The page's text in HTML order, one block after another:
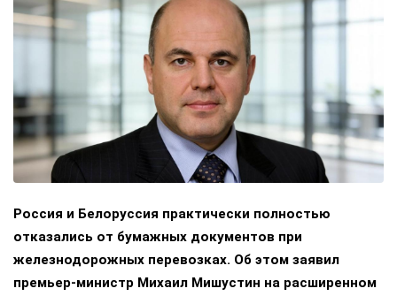
Россия и Белоруссия практически полностью
отказались от бумажных документов при
железнодорожных перевозках. Об этом заявил
премьер-министр Михаил Мишустин на расширенном